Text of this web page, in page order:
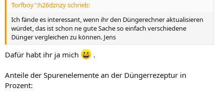
Torfboy":h26dznzy schrieb:
Ich fände es interessant, wenn ihr den Düngerechner aktualisieren
würdet, das ist schon ne gute Sache so einfach verschiedene
Dünger vergleichen zu können. Jens
Dafür habt ihr ja mich .
Anteile der Spurenelemente an der Düngerrezeptur in
Prozent: